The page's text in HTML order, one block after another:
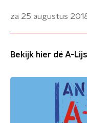
za 25 augustus
Bekijk hier dé A-